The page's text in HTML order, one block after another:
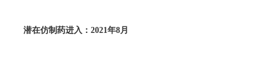
潜在仿制药进入：2021年8月